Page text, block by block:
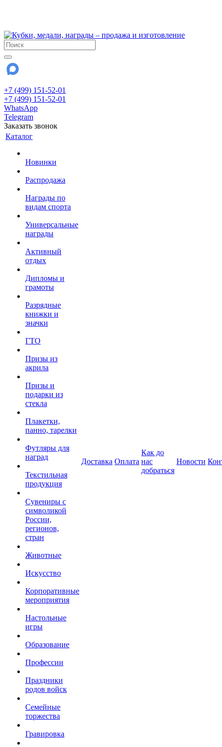
+7 (499) 151-52-01
+7 (499) 151-52-01
WhatsApp
Telegram
Заказать звонок
Каталог
Новинки
Распродажа
Награды по
видам спорта
Универсальные
награды
Активный
отдых
Дипломы и
грамоты
Разрядные
книжки и
значки
ГТО
Призы из
акрила
Призы и
подарки из
стекла
Плакетки,
панно, тарелки
Футляры для
наград
Текстильная
продукция
Сувениры с
символикой
России,
регионов,
стран
Животные
Искусство
Корпоративные
мероприятия
Настольные
игры
Образование
Профессии
Праздники
родов войск
Семейные
торжества
Гравировка
Доставка Оплата
Как до
нас
добраться
Новости